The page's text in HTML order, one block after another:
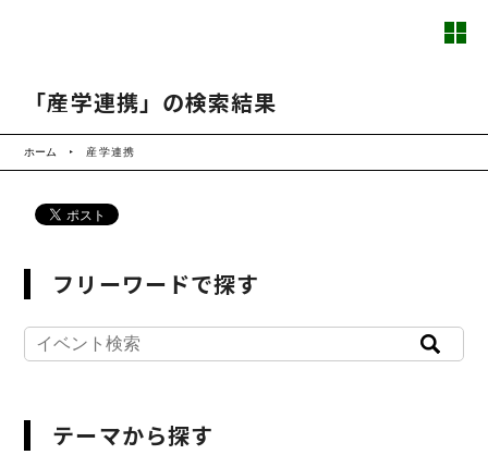
「産学連携」の検索結果
ホーム 産学連携
フリーワードで探す
テーマから探す